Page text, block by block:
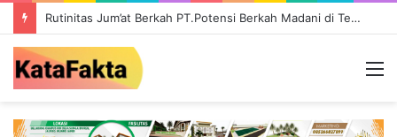
Ada Galian C Berizin, Mengapa Proyek Jalan Provinsi di Tebo Diduga Gunakan Material Ilegal?